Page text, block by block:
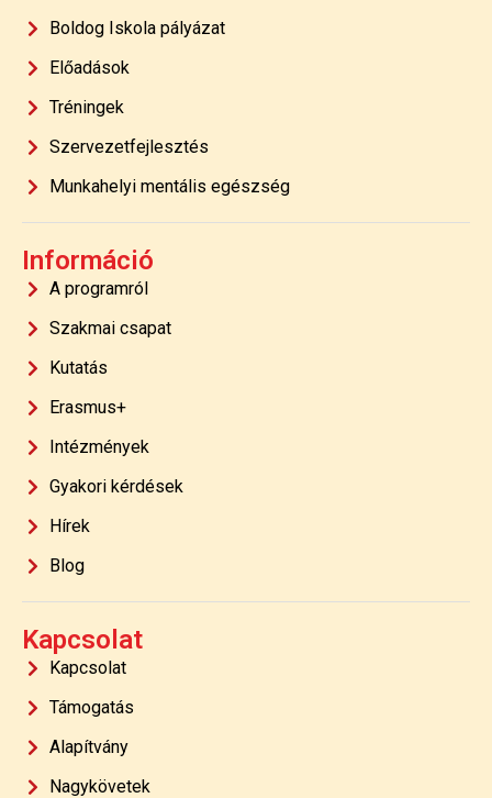
Boldog Iskola pályázat
Előadások
Tréningek
Szervezetfejlesztés
Munkahelyi mentális egészség
Információ
A programról
Szakmai csapat
Kutatás
Erasmus+
Intézmények
Gyakori kérdések
Hírek
Blog
Kapcsolat
Kapcsolat
Támogatás
Alapítvány
Nagykövetek